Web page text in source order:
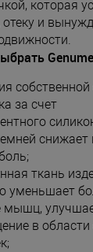
которая
и
собственной
за счет
снижает
ткань
уменьшает
мышц,
в области